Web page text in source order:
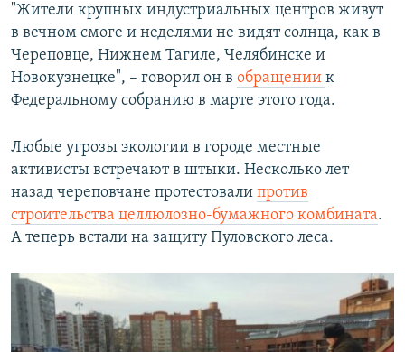
"Жители крупных индустриальных центров живут
в вечном смоге и неделями не видят солнца, как в
Череповце, Нижнем Тагиле, Челябинске и
Новокузнецке", – говорил он в обращении к
Федеральному собранию в марте этого года.
Любые угрозы экологии в городе местные
активисты встречают в штыки. Несколько лет
назад череповчане протестовали против
строительства целлюлозно-бумажного комбината.
А теперь встали на защиту Пуловского леса.